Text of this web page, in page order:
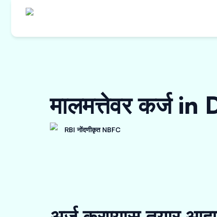
मालमत्तेवर कर्ज
RBI नोंदणीकृत NBFC